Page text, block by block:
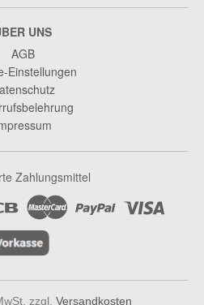
UNS
AGB
Einstellungen
Zahlungsmittel
zzgl. Versandkosten